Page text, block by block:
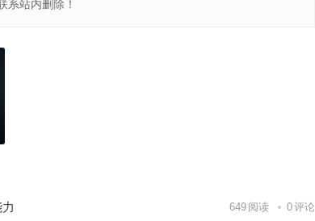
系站内删除！
649 阅读 0评论